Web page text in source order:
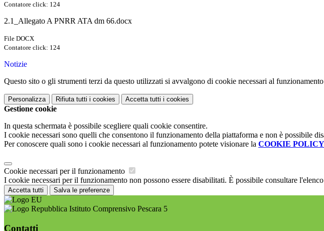
Contatore click: 124
2.1_Allegato A PNRR ATA dm 66.docx
File DOCX
Contatore click: 124
Notizie
Questo sito o gli strumenti terzi da questo utilizzati si avvalgono di cookie necessari al
Personalizza Rifiuta tutti i cookies Accetta tutti i cookies
Gestione cookie
In questa schermata è possibile scegliere quali cookie consentire.
I cookie necessari sono quelli che consentono il funzionamento della piattaforma e non è possibile
Per conoscere quali sono i cookie necessari al funzionamento potete visionare la COOKIE POLICY
Cookie necessari per il funzionamento
I cookie necessari per il funzionamento non possono essere disabilitati. È possibile consultare
Accetta tutti Salva le preferenze
Istituto Comprensivo Pescara 5
Contatti